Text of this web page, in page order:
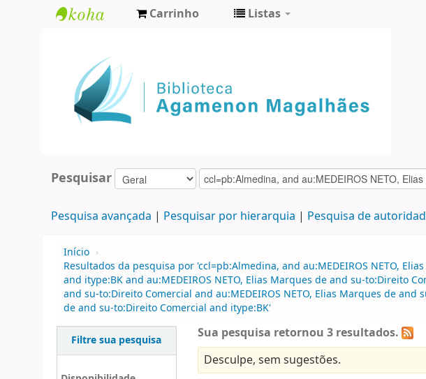
Agamenon
Magalhães
Carrinho Listas
Pesquisar
Pesquisa avançada Pesquisar por hierarquia Pesquisa de
Início ›
Resultados da pesquisa por 'ccl=pb:Almedina, and au:MEDEIROS NETO,
and itype:BK and au:MEDEIROS NETO, Elias Marques de and su-to:Direito
and su-to:Direito Comercial and au:MEDEIROS NETO, Elias Marques de
de and su-to:Direito Comercial and itype:BK'
Filtre sua pesquisa
Sua pesquisa retornou 3 resultados.
Desculpe, sem sugestões.